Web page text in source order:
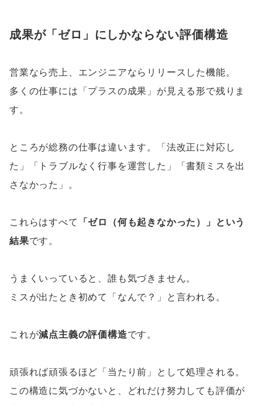
成果が「ゼロ」にしかならない評価構造
営業なら売上、エンジニアならリリースした機能。
多くの仕事には「プラスの成果」が見える形で残りま
す。
ところが総務の仕事は違います。「法改正に対応し
た」「トラブルなく行事を運営した」「書類ミスを出
さなかった」。
これらはすべて
「ゼロ（何も起きなかった）」という
結果です。
うまくいっていると、誰も気づきません。
ミスが出たとき初めて「なんで？」と言われる。
これが減点主義の評価構造です。
頑張れば頑張るほど「当たり前」として処理される。
この構造に気づかないと、どれだけ努力しても評価が